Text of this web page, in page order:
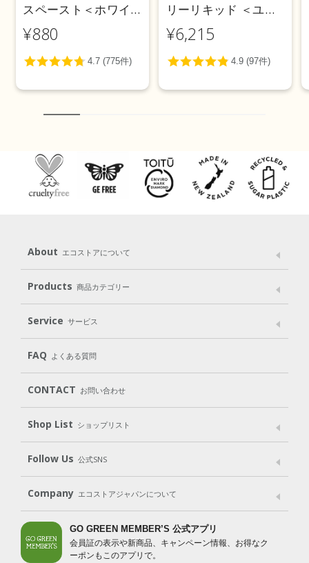
スペースト＜ホワイ
トニング＞ 100g
¥880
リーリキッド ＜ユー
カリ＞ 5L
¥6,215
About エコストアについて
メッセージ ブランドストーリー
パッケージへのこだわり
動物実験をしない
Products 商品カテゴリー
Laundry
Cleaning Baby Kids
Body（ボディ） Hair（ヘア） Oral care（オーラルケア）
Goods （グッズ）
Gift set
Service サービス
User Guide
Subscription（定期便）
FAQ よくある質問
CONTACT お問い合わせ
Shop List ショップリスト
Shop List
Follow Us 公式SNS
LINE＠ Instagram Facebook
Company エコストアジャパンについて
会社案内 ご利用規約
プライバシーポリシー
特定商取引法に基づく表示
免責事項
GO GREEN MEMBER’S 公式アプリ
会員証の表示や新商品、キャンペーン情報、お得なク
ーポンもこのアプリで。